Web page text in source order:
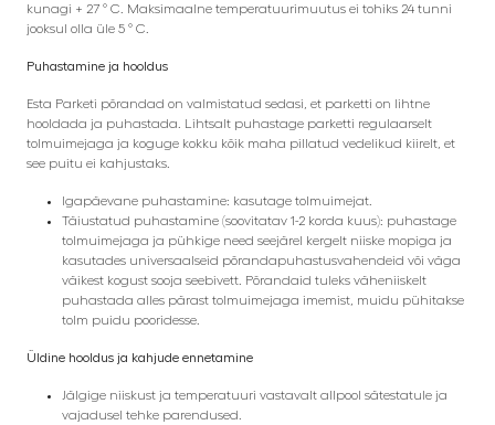
kunagi + 27 ° C. Maksimaalne temperatuurimuutus ei tohiks 24 tunni
jooksul olla üle 5 ° C.
Puhastamine ja hooldus
Esta Parketi põrandad on valmistatud sedasi, et parketti on lihtne
hooldada ja puhastada. Lihtsalt puhastage parketti regulaarselt
tolmuimejaga ja koguge kokku kõik maha pillatud vedelikud kiirelt, et
see puitu ei kahjustaks.
Igapäevane puhastamine: kasutage tolmuimejat.
Täiustatud puhastamine (soovitatav 1-2 korda kuus): puhastage
tolmuimejaga ja pühkige need seejärel kergelt niiske mopiga ja
kasutades universaalseid põrandapuhastusvahendeid või väga
väikest kogust sooja seebivett. Põrandaid tuleks väheniiskelt
puhastada alles pärast tolmuimejaga imemist, muidu pühitakse
tolm puidu pooridesse.
Üldine hooldus ja kahjude ennetamine
Jälgige niiskust ja temperatuuri vastavalt allpool sätestatule ja
vajadusel tehke parendused.